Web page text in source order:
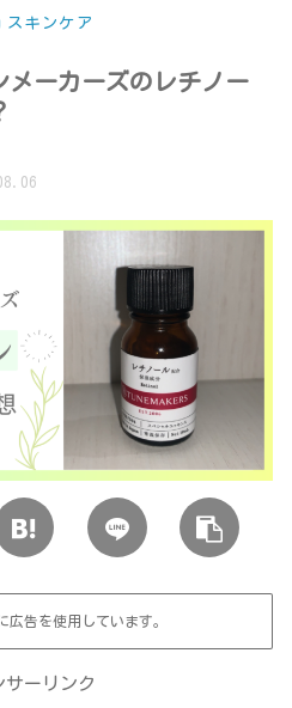
スキンケア
メーカーズのレチノー
広告を使用しています。
サーリンク